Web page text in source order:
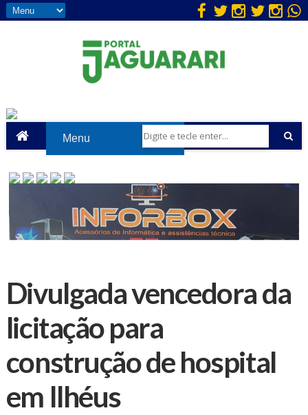
Divulgada vencedora da
licitação para
construção de hospital
em Ilhéus